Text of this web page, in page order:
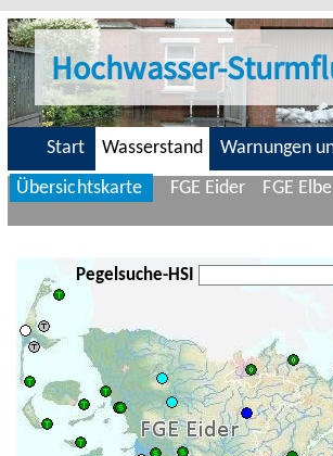
Hochwasser-
Start Wasserstand Warnungen
Übersichtskarte
FGE Eider FGE Elbe
Pegelsuche-HSI